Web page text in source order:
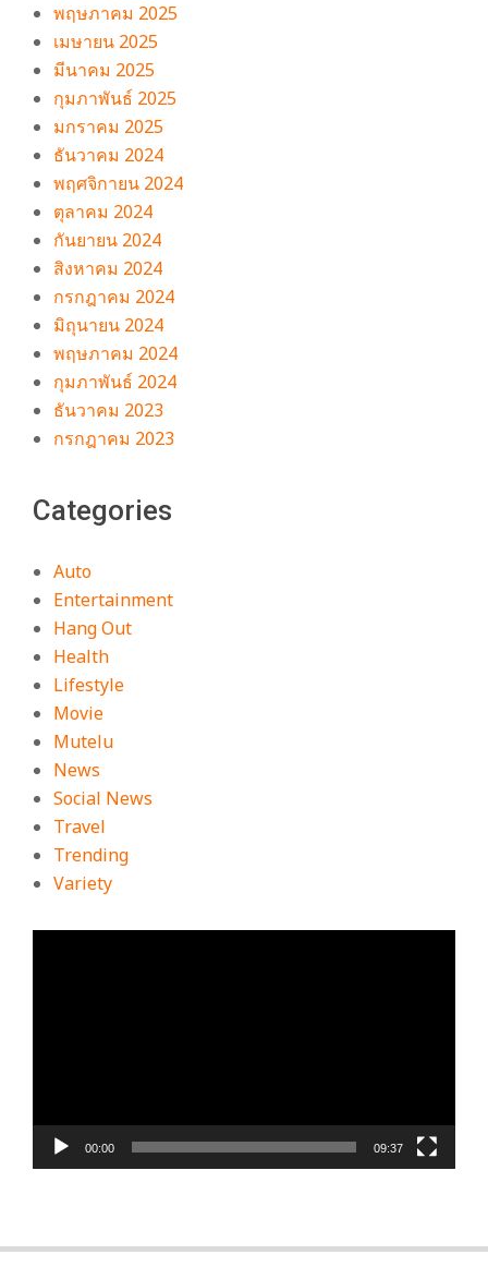
พฤษภาคม 2025
เมษายน 2025
มีนาคม 2025
กุมภาพันธ์ 2025
มกราคม 2025
ธันวาคม 2024
พฤศจิกายน 2024
ตุลาคม 2024
กันยายน 2024
สิงหาคม 2024
กรกฎาคม 2024
มิถุนายน 2024
พฤษภาคม 2024
กุมภาพันธ์ 2024
ธันวาคม 2023
กรกฎาคม 2023
Categories
Auto
Entertainment
Hang Out
Health
Lifestyle
Movie
Mutelu
News
Social News
Travel
Trending
Variety
00:00 09:37